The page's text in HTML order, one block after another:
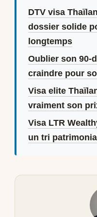
DTV visa
dossier solide
longtemps
Oublier son 90-
craindre pour
Visa elite
vraiment son
Visa LTR
un tri